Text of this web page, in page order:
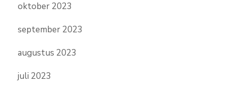
oktober 2023
september 2023
augustus 2023
juli 2023